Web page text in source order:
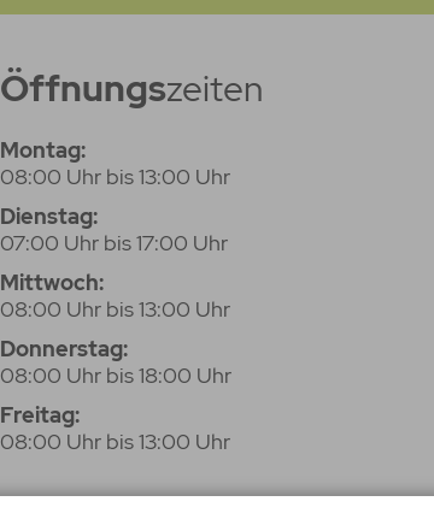
Öffnungszeiten
Montag:
08:00 Uhr bis 13:00 Uhr
Dienstag:
07:00 Uhr bis 17:00 Uhr
Mittwoch:
08:00 Uhr bis 13:00 Uhr
Donnerstag:
08:00 Uhr bis 18:00 Uhr
Freitag:
08:00 Uhr bis 13:00 Uhr